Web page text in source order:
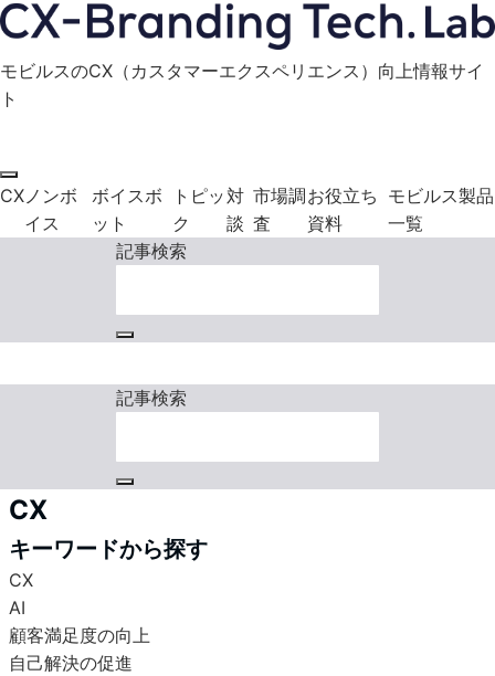
モビルスのCX（カスタマーエクスペリエンス）向上情報サイ
ト
CX ノンボ
イス
ボイスボ
ット
トピッ
ク
対
談
市場調
査
お役立ち
資料
モビルス製品
一覧
記事検索
記事検索
CX
キーワードから探す
CX
AI
顧客満足度の向上
自己解決の促進